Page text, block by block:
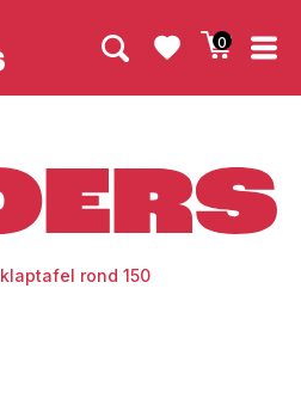
0
klaptafel rond 150